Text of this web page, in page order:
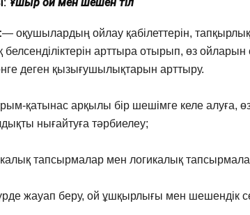
— оқушылардың ойлау қабілеттерін,
арттыра отырып, өз
деген қызығушылықтарын арттыру.
қатынас арқылы бір шешімге келе алуға,
нығайтуға тәрбиелеу;
тапсырмалар мен логикалық
жауап беру, ой ұшқырлығы мен шешендік